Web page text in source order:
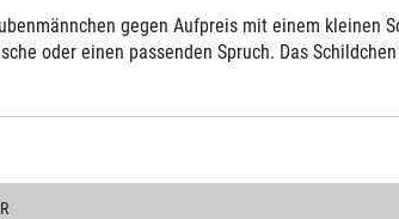
gegen Aufpreis mit einem
oder einen passenden Spruch. Das